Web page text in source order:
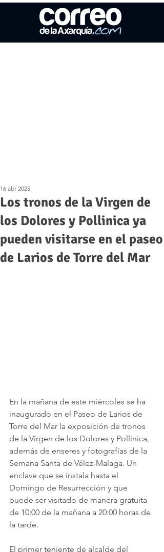
Los tronos de la Virgen de
los Dolores y Pollinica ya
pueden visitarse en el paseo
de Larios de Torre del Mar
16 abr 2025
En la mañana de este miércoles se ha
inaugurado en el Paseo de Larios de
Torre del Mar la exposición de tronos
de la Virgen de los Dolores y Pollinica,
además de enseres y fotografías de la
Semana Santa de Vélez-Malaga. Un
enclave que se instala hasta el
Domingo de Resurrección y que
puede ser visitado de manera gratuita
de 10:00 de la mañana a 20:00 horas de
la tarde.
El primer teniente de alcalde del